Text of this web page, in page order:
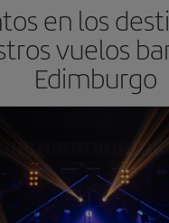
en los
vuelos
Edimburgo